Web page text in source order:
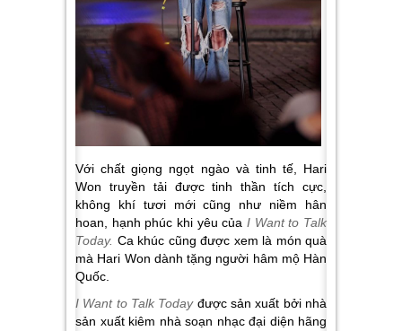
Với chất giọng ngọt ngào và tinh tế, Hari
Won truyền tải được tinh thần tích cực,
không khí tươi mới cũng như niềm hân
hoan, hạnh phúc khi yêu của I Want to Talk
Today. Ca khúc cũng được xem là món quà
mà Hari Won dành tặng người hâm mộ Hàn
Quốc.
I Want to Talk Today được sản xuất bởi nhà
sản xuất kiêm nhà soạn nhạc đại diện hãng